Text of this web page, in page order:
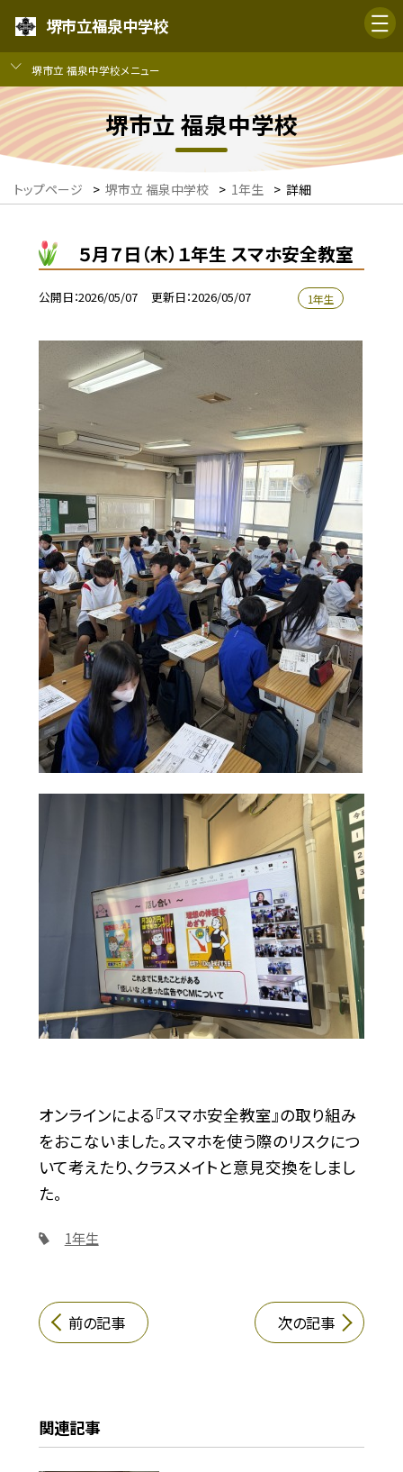
堺市立福泉中学校
堺市立 福泉中学校メニュー
堺市立 福泉中学校
トップページ > 堺市立 福泉中学校 > 1年生 > 詳細
５月７日（木）１年生 スマホ安全教室
公開日 2026/05/07 更新日 2026/05/07 1年生
オンラインによる『スマホ安全教室』の取り組み
をおこないました。スマホを使う際のリスクにつ
いて考えたり、クラスメイトと意見交換をしまし
た。
1年生
前の記事 次の記事
関連記事